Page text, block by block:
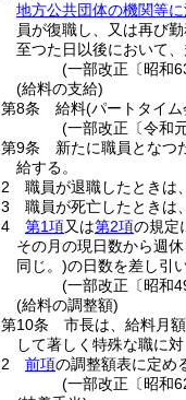
地方公共団体の機関等
員が復職し、又は再び
至つた日以後において
(一部改正〔昭和
(給料の支給)
第8条
給料(パートタイム
(一部改正〔令和
第9条
新たに職員となつ
給する。
2
職員が退職したときは
3
職員が死亡したときは
4
第1項又は第2項の規定
その月の現日数から週休
同じ。)の日数を差し引
(一部改正〔昭和
(給料の調整額)
第10条
市長は、給料月
して著しく特殊な職に
2
前項の調整額表に定め
(一部改正〔昭和